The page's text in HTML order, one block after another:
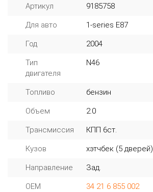
Артикул 9185758
Для авто 1-series E87
Год 2004
Тип
двигателя
N46
Топливо бензин
Объем 2.0
Трансмиссия КПП 6ст.
Кузов хэтчбек (5 дверей)
Направление Зад.
OEM 34 21 6 855 002